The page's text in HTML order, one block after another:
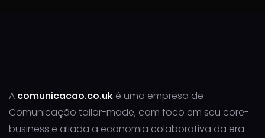
A comunicacao.co.uk é uma empresa de
Comunicação tailor-made, com foco em seu core-
business e aliada a economia colaborativa da era